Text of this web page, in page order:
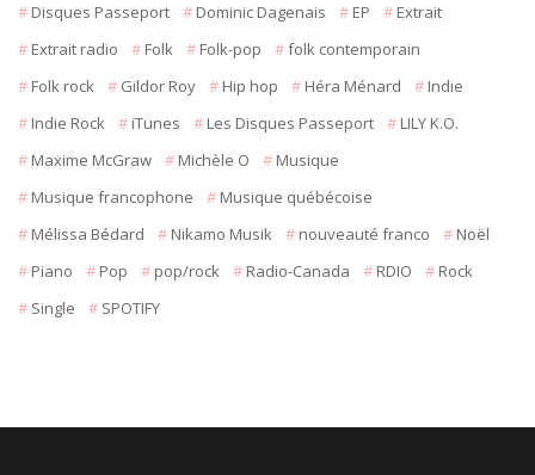
Disques Passeport
Dominic Dagenais EP
Extrait
Extrait radio
Folk Folk-pop
folk contemporain
Folk rock
Gildor Roy Hip hop Héra Ménard
Indie
Indie Rock
iTunes Les Disques Passeport
LILY K.O.
Maxime McGraw
Michèle O
Musique
Musique francophone
Musique québécoise
Mélissa Bédard
Nikamo Musik nouveauté franco
Noël
Piano
Pop pop/rock Radio-Canada RDIO
Rock
Single
SPOTIFY